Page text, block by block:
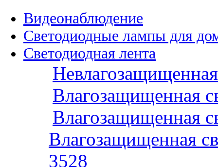
Видеонаблюдение
Светодиодные лампы для
Светодиодная лента
Влагозащищенная
Влагозащищенная
Влагозащищенная
3528